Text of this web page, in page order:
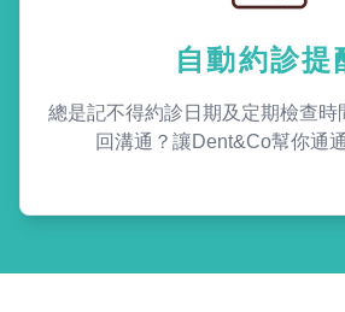
自動約診提
總是記不得約診日期及定期檢查時
回溝通？讓Dent&Co幫你通